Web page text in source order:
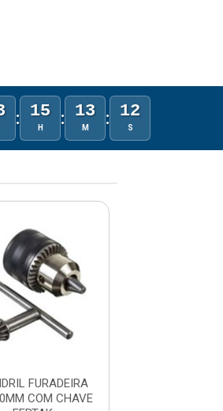
: 15
H : 13
M : 12
S
FURADEIRA
COM CHAVE